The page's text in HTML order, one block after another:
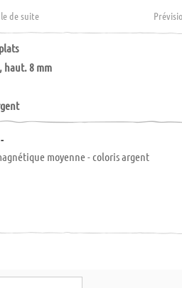
de suite
haut. 8 mm
moyenne - coloris argent